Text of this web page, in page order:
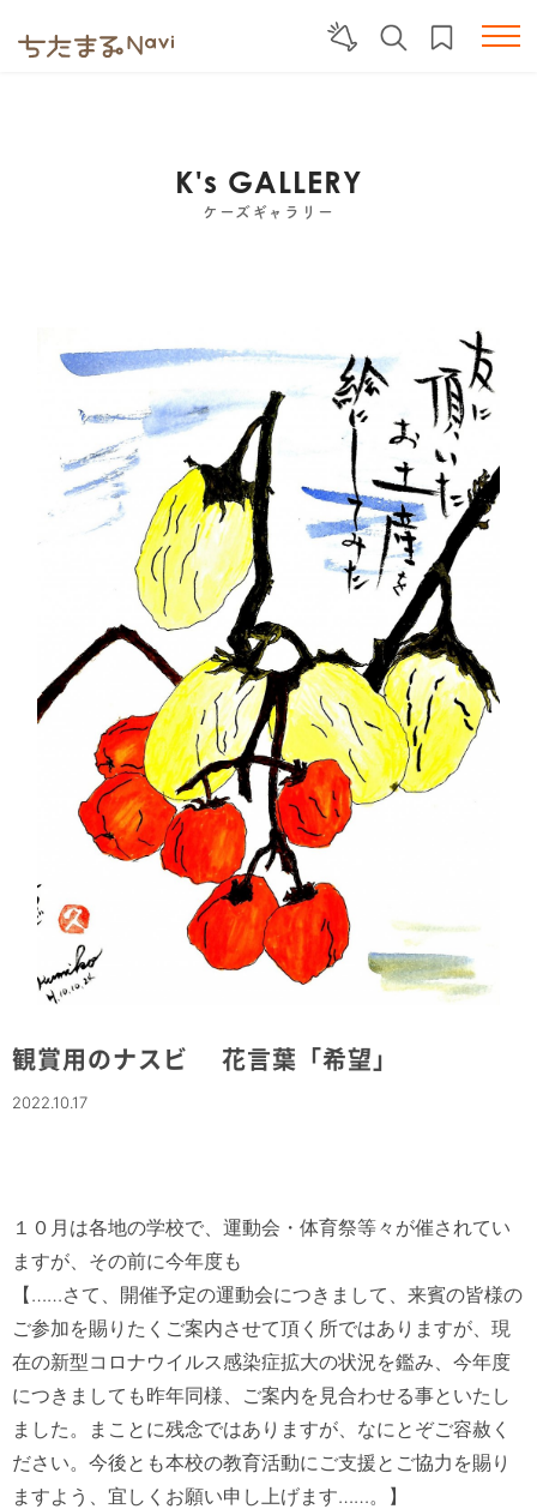
K's GALLERY
ケーズギャラリー
観賞用のナスビ 花言葉「希望」
2022.10.17
１０月は各地の学校で、運動会・体育祭等々が催されてい
ますが、その前に今年度も
【……さて、開催予定の運動会につきまして、来賓の皆様の
ご参加を賜りたくご案内させて頂く所ではありますが、現
在の新型コロナウイルス感染症拡大の状況を鑑み、今年度
につきましても昨年同様、ご案内を見合わせる事といたし
ました。まことに残念ではありますが、なにとぞご容赦く
ださい。今後とも本校の教育活動にご支援とご協力を賜り
ますよう、宜しくお願い申し上げます……。】